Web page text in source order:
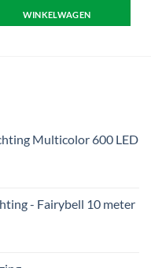
WINKELWAGEN
Multicolor 600 LED
- Fairybell 10 meter